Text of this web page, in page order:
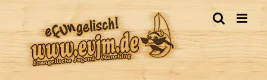
springen